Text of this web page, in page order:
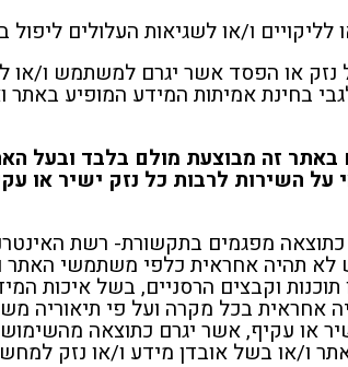
ו/או לשגיאות העלולים ליפול
נזק או הפסד אשר יגרם למשתמש ו/
בחינת אמיתות המידע המופיע
זה מבוצעת מולם בלבד ובעל
על השירות לרבות כל נזק ישיר או
מפגמים בתקשורת- רשת
תהיה אחראית כלפי משתמשי האתר
וקבצים הרסניים, בשל איכות
בכל מקרה ועל פי תיאוריה
או עקיף, אשר יגרם כתוצאה
ו/או בשל אובדן מידע ו/או נזק
שון רובין
מקצוענים אמיתיים. חנן ונתי ניקו
אצלנו דירת 4 חדרים לפני
הכניסה, ועשו עבודה פשוט
מצוינת. היה להם חשוב לאורך כל